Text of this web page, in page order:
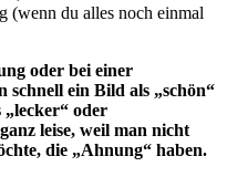
(wenn du alles noch einmal
oder bei einer
schnell ein Bild als „schön“
„lecker“ oder
leise, weil man nicht
die „Ahnung“ haben.